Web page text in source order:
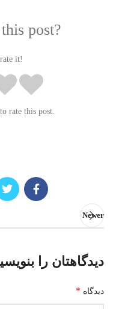
post?
it!
rate this post.
Newer
دیدگاهتان را
دیدگاه *